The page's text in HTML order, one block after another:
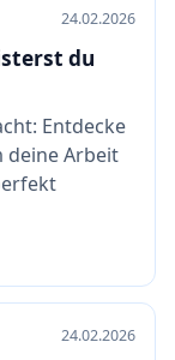
24.02.2026
du
Entdecke
deine Arbeit
24.02.2026